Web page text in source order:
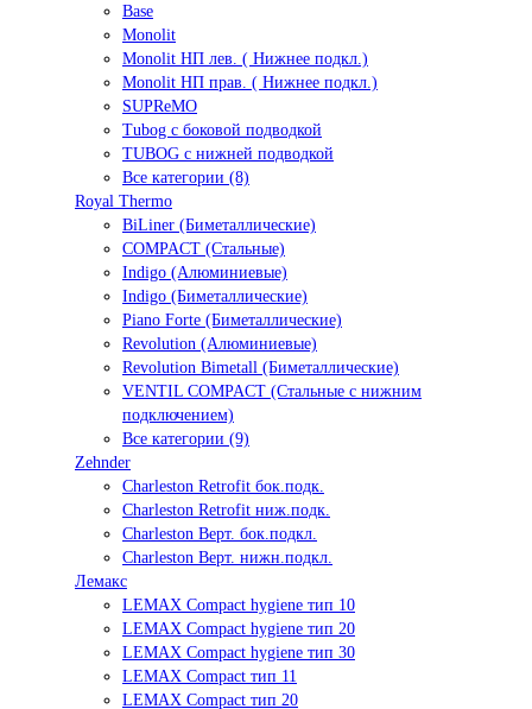
Base
Monolit
Monolit НП лев. ( Нижнее подкл.)
Monolit НП прав. ( Нижнее подкл.)
SUPReMO
Tubog с боковой подводкой
TUBOG с нижней подводкой
Все категории (8)
Royal Thermo
BiLiner (Биметаллические)
COMPACT (Стальные)
Indigo (Алюминиевые)
Indigo (Биметаллические)
Piano Forte (Биметаллические)
Revolution (Алюминиевые)
Revolution Bimetall (Биметаллические)
VENTIL COMPACT (Стальные с нижним
подключением)
Все категории (9)
Zehnder
Charleston Retrofit бок.подк.
Charleston Retrofit ниж.подк.
Charleston Верт. бок.подкл.
Charleston Верт. нижн.подкл.
Лемакс
LEMAX Compact hygiene тип 10
LEMAX Compact hygiene тип 20
LEMAX Compact hygiene тип 30
LEMAX Compact тип 11
LEMAX Compact тип 20